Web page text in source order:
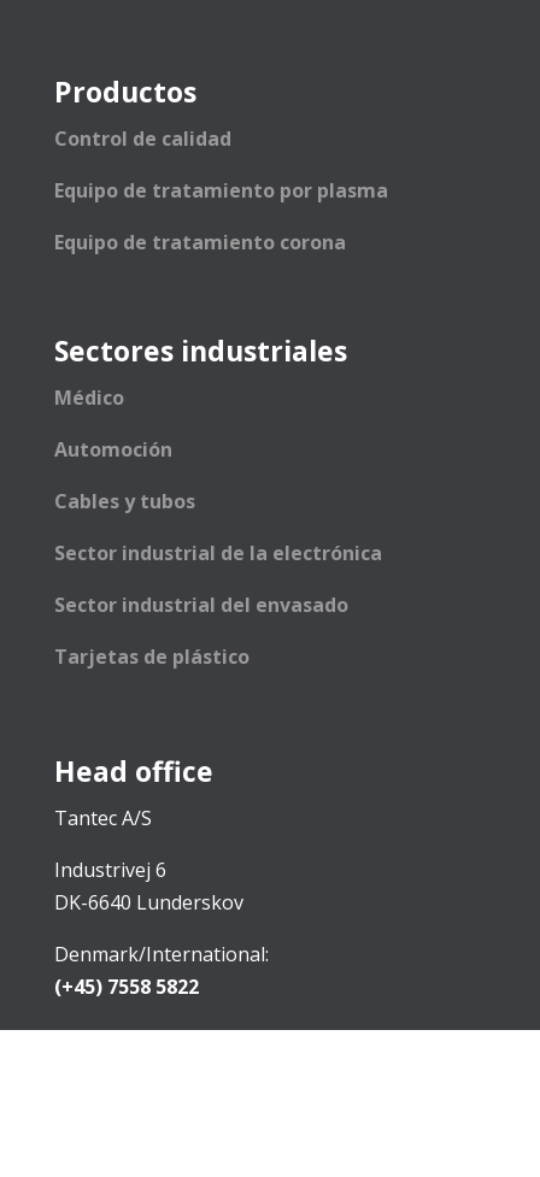
Productos
Control de calidad
Equipo de tratamiento por plasma
Equipo de tratamiento corona
Sectores industriales
Médico
Automoción
Cables y tubos
Sector industrial de la electrónica
Sector industrial del envasado
Tarjetas de plástico
Head office
Tantec A/S
Industrivej 6
DK-6640 Lunderskov
Denmark/International:
(+45) 7558 5822
VAT: DK67382218